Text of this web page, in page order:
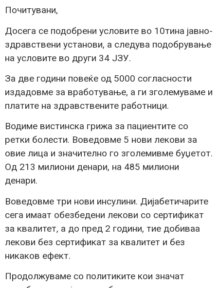
Почитувани,
Досега се подобрени условите во 10тина јавно-
здравствени установи, а следува подобрување
на условите во други 34 ЈЗУ.
За две години повеќе од 5000 согласности
издадовме за вработување, а ги зголемуваме и
платите на здравствените работници.
Водиме вистинска грижа за пациентите со
ретки болести. Воведовме 5 нови лекови за
овие лица и значително го зголемивме буџетот.
Од 213 милиони денари, на 485 милиони
денари.
Воведовме три нови инсулини. Дијабетичарите
сега имаат обезбедени лекови со сертификат
за квалитет, а до пред 2 години, тие добиваа
лекови без сертификат за квалитет и без
никаков ефект.
Продолжуваме со политиките кои значат